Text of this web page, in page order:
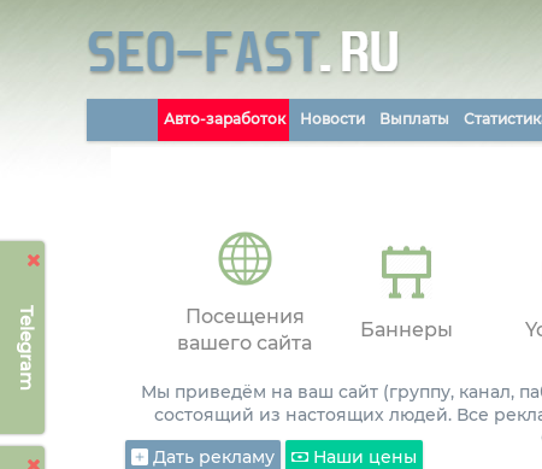
Telegram
Авто-заработок Новости Выплаты
Посещения
вашего сайта
Баннеры
Мы приведём на ваш сайт (группу, канал,
состоящий из настоящих людей. Все
Дать рекламу
Наши цены